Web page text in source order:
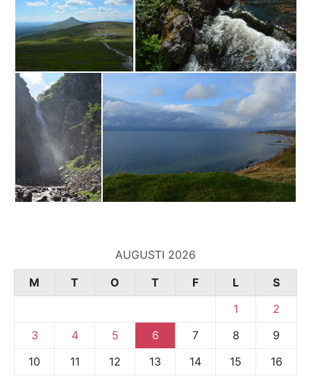
AUGUSTI 2026
M
T O T F L
S
1
2
3
4 5 6 7 8
9
10
11 12 13 14 15
16